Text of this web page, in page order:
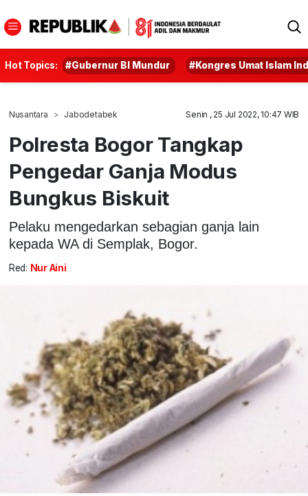
Hot Topics: #Gubernur BI Mundur #Kongres Umat Islam
Nusantara Jabodetabek Senin , 25 Jul 2022, 10:47 WIB
Polresta Bogor Tangkap
Pengedar Ganja Modus
Bungkus Biskuit
Pelaku mengedarkan sebagian ganja lain
kepada WA di Semplak, Bogor.
Red: Nur Aini